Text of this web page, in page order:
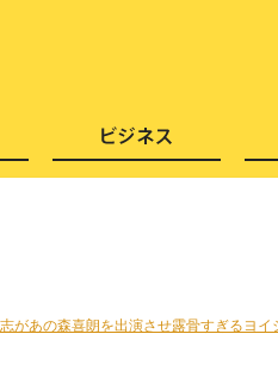
があの森喜朗を出演させ露骨すぎるヨイ
芸能・エンタメ スキ